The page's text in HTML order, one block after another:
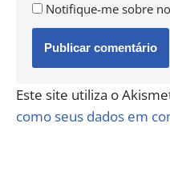
Notifique-me sobre
Este site utiliza o
como seus dados em